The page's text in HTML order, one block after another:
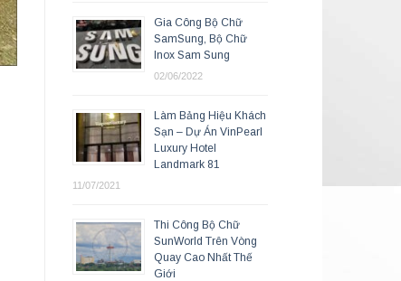
Gia Công Bộ Chữ
SamSung, Bộ Chữ
Inox Sam Sung
02/06/2022
Làm Bảng Hiệu Khách
Sạn – Dự Án VinPearl
Luxury Hotel
Landmark 81
11/07/2021
Thi Công Bộ Chữ
SunWorld Trên Vòng
Quay Cao Nhất Thế
Giới